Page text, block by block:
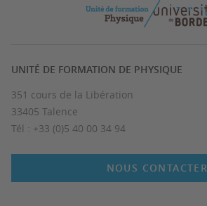
UNITÉ DE FORMATION DE PHYSIQUE
351 cours de la Libération
33405 Talence
Tél : +33 (0)5 40 00 34 94
NOUS CONTACTER